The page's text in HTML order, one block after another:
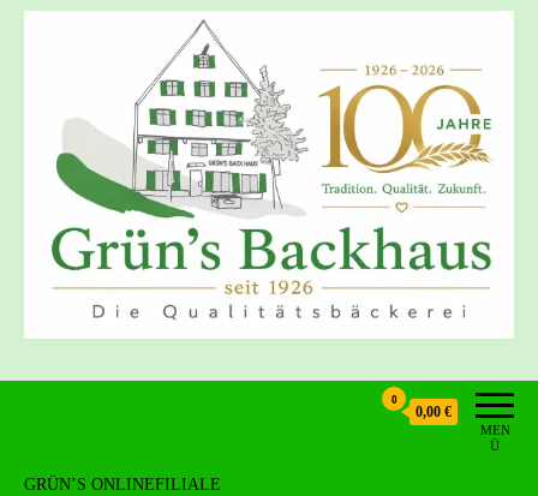
Grün's Backhaus
MEN
Ü
0
0,00 €
GRÜN’S ONLINEFILIALE